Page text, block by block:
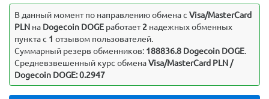
В данный момент по направлению обмена c Visa/MasterCard
PLNна Dogecoin DOGEработает2надежных обменных
пункта с 1 отзывом пользователей.
Суммарный резерв обменников: 188836.8 Dogecoin DOGE.
Средневзвешенный курс обменаVisa/MasterCard PLN /
Dogecoin DOGE: 0.2947